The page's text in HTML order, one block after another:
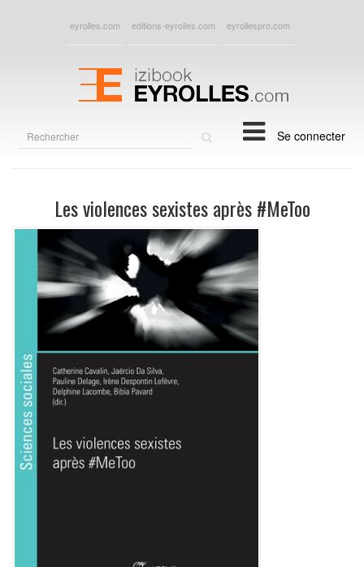
eyrolles.com editions-eyrolles.com eyrollespro.com
Se connecter
Les violences sexistes après #MeToo